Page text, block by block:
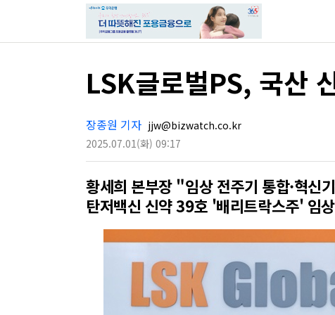
LSK글로벌PS, 국산
장종원 기자 jjw@bizwatch.co.kr
2025.07.01(화) 09:17
황세희 본부장 "임상 전주기 통합·혁신
탄저백신 신약 39호 '배리트락스주' 임